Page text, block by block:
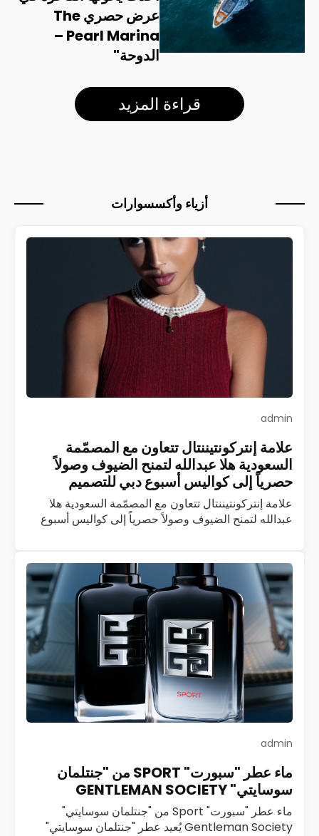
عرض حصري The
Pearl Marina –
الدوحة"
قراءة المزيد
أزياء وأكسسوارات
admin
علامة إنتركونتيننتال تتعاون مع المصمّمة
السعودية هلا عبدالله لتمنح الضيوف وصولاً
حصرياً إلى كواليس أسبوع دبي للتصميم
علامة إنتركونتيننتال تتعاون مع المصمّمة السعودية هلا
عبدالله لتمنح الضيوف وصولاً حصرياً إلى كواليس أسبوع
admin
ماء عطر "سبورت" SPORT من "جنتلمان
سوسايتي" GENTLEMAN SOCIETY
ماء عطر "سبورت" Sport من "جنتلمان سوسايتي"
Gentleman Society يُعيد عطر "جنتلمان سوسايتي"